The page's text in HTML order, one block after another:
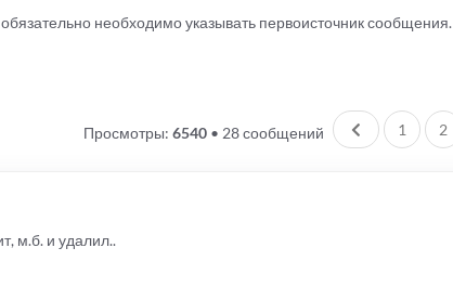
необходимо указывать первоисточник сообщения.
28 сообщений Пред.
1 2
Просмотры: 6540•
м.б. и удалил..